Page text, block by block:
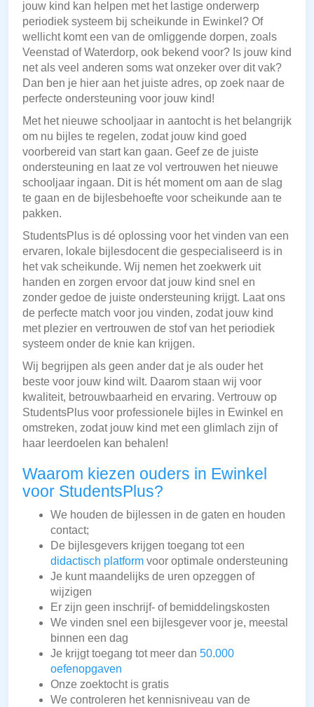
jouw kind kan helpen met het lastige onderwerp
periodiek systeem bij scheikunde in Ewinkel? Of
wellicht komt een van de omliggende dorpen, zoals
Veenstad of Waterdorp, ook bekend voor? Is jouw kind
net als veel anderen soms wat onzeker over dit vak?
Dan ben je hier aan het juiste adres, op zoek naar de
perfecte ondersteuning voor jouw kind!
Met het nieuwe schooljaar in aantocht is het belangrijk
om nu bijles te regelen, zodat jouw kind goed
voorbereid van start kan gaan. Geef ze de juiste
ondersteuning en laat ze vol vertrouwen het nieuwe
schooljaar ingaan. Dit is hét moment om aan de slag
te gaan en de bijlesbehoefte voor scheikunde aan te
pakken.
StudentsPlus is dé oplossing voor het vinden van een
ervaren, lokale bijlesdocent die gespecialiseerd is in
het vak scheikunde. Wij nemen het zoekwerk uit
handen en zorgen ervoor dat jouw kind snel en
zonder gedoe de juiste ondersteuning krijgt. Laat ons
de perfecte match voor jou vinden, zodat jouw kind
met plezier en vertrouwen de stof van het periodiek
systeem onder de knie kan krijgen.
Wij begrijpen als geen ander dat je als ouder het
beste voor jouw kind wilt. Daarom staan wij voor
kwaliteit, betrouwbaarheid en ervaring. Vertrouw op
StudentsPlus voor professionele bijles in Ewinkel en
omstreken, zodat jouw kind met een glimlach zijn of
haar leerdoelen kan behalen!
Waarom kiezen ouders in Ewinkel
voor StudentsPlus?
We houden de bijlessen in de gaten en houden
contact;
De bijlesgevers krijgen toegang tot een
didactisch platform voor optimale ondersteuning
Je kunt maandelijks de uren opzeggen of
wijzigen
Er zijn geen inschrijf- of bemiddelingskosten
We vinden snel een bijlesgever voor je, meestal
binnen een dag
Je krijgt toegang tot meer dan 50.000
oefenopgaven
Onze zoektocht is gratis
We controleren het kennisniveau van de